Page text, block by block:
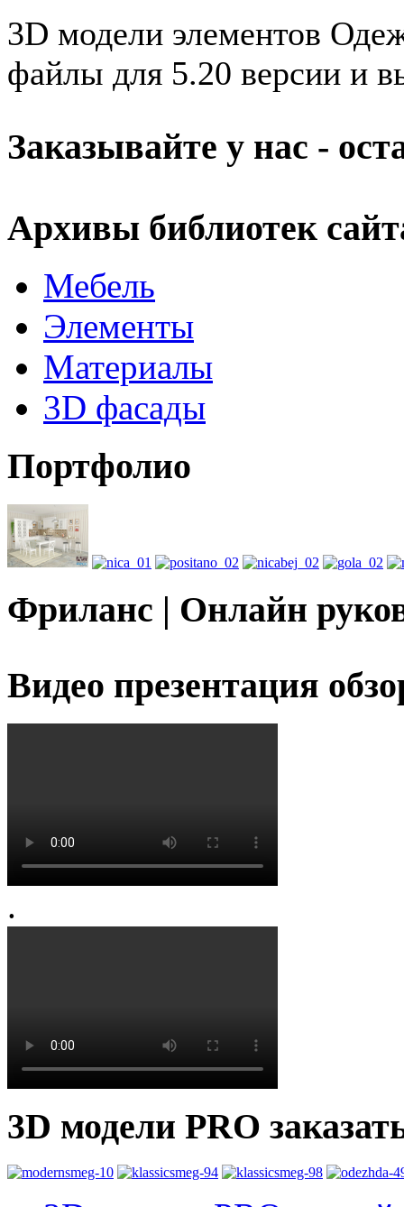
3D модели элементов
файлы для 5.20 версии и
Заказывайте у нас -
Архивы библиотек
Мебель
Элементы
Материалы
3D фасады
Портфолио
Фриланс | Онлайн
Видео презентация
.
3D модели PRO